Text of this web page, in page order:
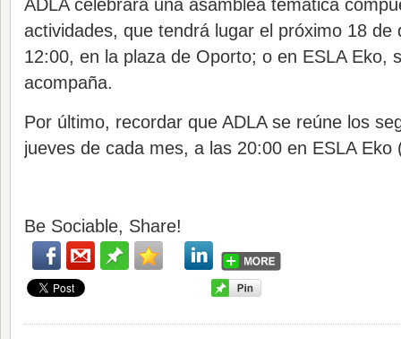
ADLA celebrará una asamblea temática
actividades, que tendrá lugar el próximo 18 de
12:00, en la plaza de Oporto; o en ESLA Eko,
acompaña.
Por último, recordar que ADLA se reúne los
jueves de cada mes, a las 20:00 en ESLA Eko
Be Sociable, Share!